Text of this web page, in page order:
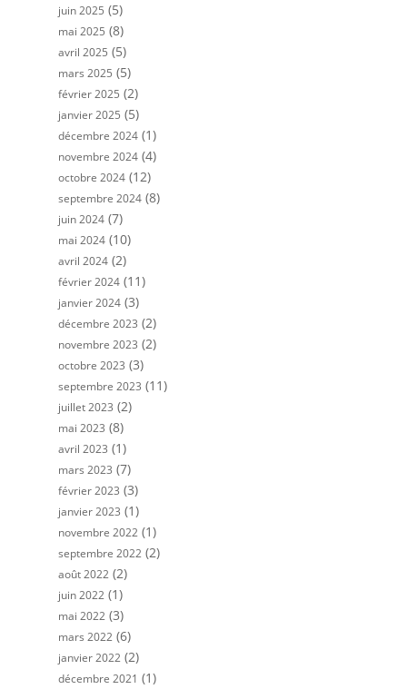
juin 2025 (5)
mai 2025 (8)
avril 2025 (5)
mars 2025 (5)
février 2025 (2)
janvier 2025 (5)
décembre 2024 (1)
novembre 2024 (4)
octobre 2024 (12)
septembre 2024 (8)
juin 2024 (7)
mai 2024 (10)
avril 2024 (2)
février 2024 (11)
janvier 2024 (3)
décembre 2023 (2)
novembre 2023 (2)
octobre 2023 (3)
septembre 2023 (11)
juillet 2023 (2)
mai 2023 (8)
avril 2023 (1)
mars 2023 (7)
février 2023 (3)
janvier 2023 (1)
novembre 2022 (1)
septembre 2022 (2)
août 2022 (2)
juin 2022 (1)
mai 2022 (3)
mars 2022 (6)
janvier 2022 (2)
décembre 2021 (1)